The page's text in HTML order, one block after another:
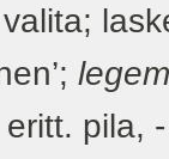
pila, -